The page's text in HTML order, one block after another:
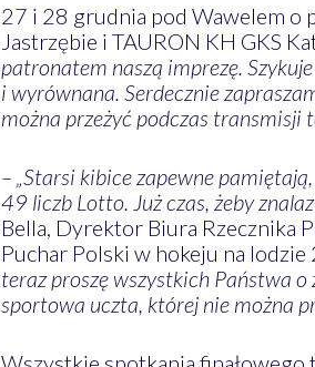
27 i 28 grudnia pod Wawelem o
Jastrzębie i TAURON KH GKS
patronatem naszą imprezę.
i wyrównana. Serdecznie
można przeżyć podczas transmisji
– „Starsi kibice zapewne
49 liczb Lotto. Już czas, żeby
Bella, Dyrektor Biura Rzecznika
Puchar Polski w hokeju na
teraz proszę wszystkich Państwa
sportowa uczta, której nie można